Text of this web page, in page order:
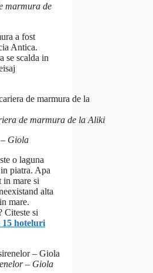
marmura de
a fost
Antica.
se scalda in
de marmura de la Aliki
Giola
o laguna
piatra. Apa
in mare si
alta
mare.
Citeste si
15 hoteluri
– Giola